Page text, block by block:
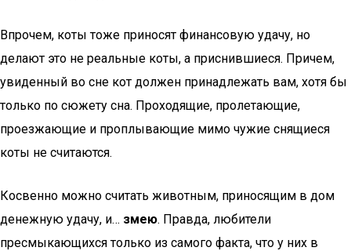
Впрочем, коты тоже приносят финансовую удачу, но
делают это не реальные коты, а приснившиеся. Причем,
увиденный во сне кот должен принадлежать вам, хотя бы
только по сюжету сна. Проходящие, пролетающие,
проезжающие и проплывающие мимо чужие снящиеся
коты не считаются.
Косвенно можно считать животным, приносящим в дом
денежную удачу, и… змею. Правда, любители
пресмыкающихся только из самого факта, что у них в